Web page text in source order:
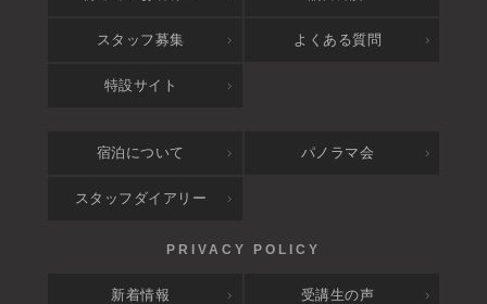
スタッフ募集 よくある質問
特設サイト
宿泊について パノラマ会
スタッフダイアリー
新着情報 受講生の声